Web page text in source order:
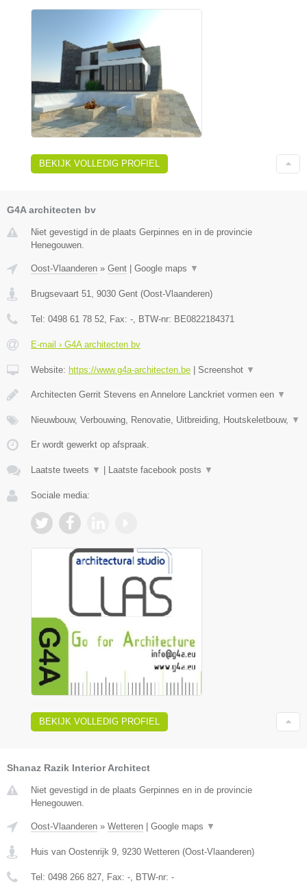
BEKIJK VOLLEDIG PROFIEL
G4A architecten bv
Niet gevestigd in de plaats Gerpinnes en in de provincie
Henegouwen.
Oost-Vlaanderen » Gent Google maps ▼
Brugsevaart 51 9030 Gent (Oost-Vlaanderen)
Tel: 0498 61 78 52 , Fax: - , BTW-nr: BE0822184371
E-mail › G4A architecten bv
Website: https://www.g4a-architecten.be Screenshot ▼
Architecten Gerrit Stevens en Annelore Lanckriet vormen een ▼
Nieuwbouw, Verbouwing, Renovatie, Uitbreiding, Houtskeletbouw, ▼
Er wordt gewerkt op afspraak.
Laatste tweets ▼ Laatste facebook posts ▼
Sociale media:
BEKIJK VOLLEDIG PROFIEL
Shanaz Razik Interior Architect
Niet gevestigd in de plaats Gerpinnes en in de provincie
Henegouwen.
Oost-Vlaanderen » Wetteren Google maps ▼
Huis van Oostenrijk 9, 9230 Wetteren (Oost-Vlaanderen)
Tel: 0498 266 827, Fax: -, BTW-nr: -